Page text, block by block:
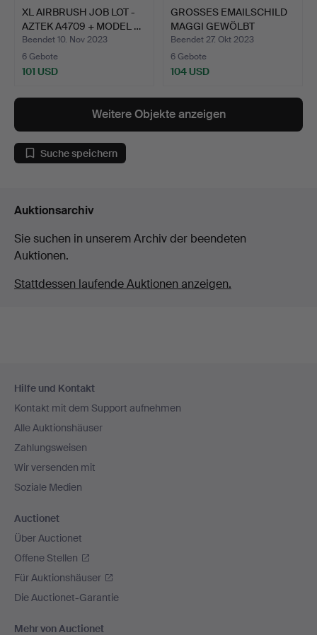
XL AIRBRUSH JOB LOT -
AZTEK A4709 + MODEL …
Beendet 10. Nov 2023
6 Gebote
101 USD
GROSSES EMAILSCHILD
MAGGI GEWÖLBT
DEUTSCHL…
Beendet 27. Okt 2023
6 Gebote
104 USD
Weitere Objekte anzeigen
Suche speichern
Auktionsarchiv
Sie suchen in unserem Archiv der beendeten
Auktionen.
Stattdessen laufende Auktionen anzeigen.
Navigation
Hilfe und Kontakt
Kontakt mit dem Support aufnehmen
Alle Auktionshäuser
Zahlungsweisen
Wir versenden mit
Soziale Medien
Auctionet
Über Auctionet
Offene Stellen
Für Auktionshäuser
Die Auctionet-Garantie
Mehr von Auctionet